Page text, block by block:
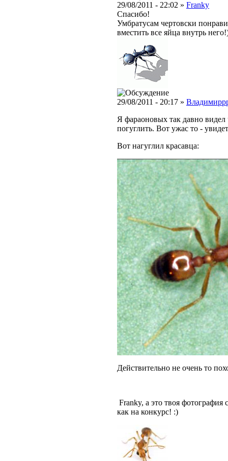
29/08/2011 - 22:02 » Franky
Спасибо!
Умбратусам чертовски
вместить все яйца внутрь
29/08/2011 - 20:17 »
Я фараоновых так давно
погуглить. Вот ужас то -
Вот нагуглил красавца:
Действительно не очень то
Franky, а это твоя фотография
как на конкурс! :)